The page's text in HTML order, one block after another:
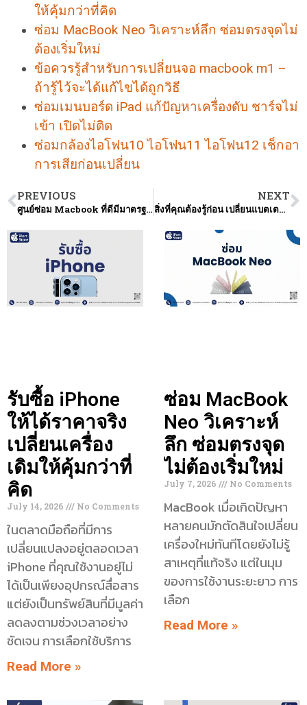
ให้คุ้มกว่าที่คิด
ซ่อม MacBook Neo วิเคราะห์ลึก ซ่อมตรงจุดไม่
ต้องเริ่มใหม่
ข้อควรรู้สำหรับการเปลี่ยนจอ macbook m1 –
ถ้ารู้ไว้จะได้แก้ไขได้ถูกวิธี
ซ่อมเมนบอร์ด iPad แก้ปัญหาเครื่องดับ ชาร์จไม่
เข้า เปิดไม่ติด
ซ่อมกล้องไอโฟน10 ไอโฟน11 ไอโฟน12 เช็กอา
การเสียก่อนเปลี่ยน
PREVIOUS
ศูนย์ซ่อม Macbook ที่ดีมีมาตรฐานช่วยให้คุณมีทางเลือกในการส่งซ่อมมากยิ่งขึ้น
NEXT
สิ่งที่คุณต้องรู้ก่อน เปลี่ยนแบตเตอรี่ MacBook Pro
รับซื้อ iPhone
ให้ได้ราคาจริง
เปลี่ยนเครื่อง
เดิมให้คุ้มกว่าที่
คิด
July 14, 2026 No Comments
ในตลาดมือถือที่มีการ
เปลี่ยนแปลงอยู่ตลอดเวลา
iPhone ที่คุณใช้งานอยู่ไม่
ได้เป็นเพียงอุปกรณ์สื่อสาร
แต่ยังเป็นทรัพย์สินที่มีมูลค่า
ลดลงตามช่วงเวลาอย่าง
ชัดเจน การเลือกใช้บริการ
Read More »
ซ่อม MacBook
Neo วิเคราะห์
ลึก ซ่อมตรงจุด
ไม่ต้องเริ่มใหม่
July 7, 2026 No Comments
MacBook เมื่อเกิดปัญหา
หลายคนมักตัดสินใจเปลี่ยน
เครื่องใหม่ทันทีโดยยังไม่รู้
สาเหตุที่แท้จริง แต่ในมุม
ของการใช้งานระยะยาว การ
เลือก
Read More »